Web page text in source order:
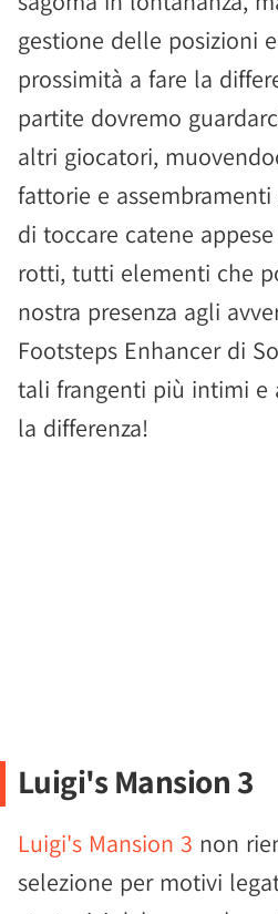
gestione delle posizioni
prossimità a fare la
partite dovremo
altri giocatori,
fattorie e
di toccare catene
rotti, tutti elementi che
nostra presenza agli
Footsteps Enhancer di
tali frangenti più intimi e
la differenza!
Luigi's Mansion 3
Luigi's Mansion 3 non
selezione per motivi